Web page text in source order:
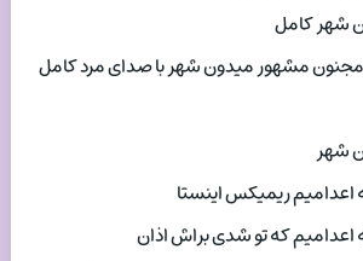
شهر کامل
مشهور میدون شهر با صدای مرد کامل
شهر
اعدامیم ریمیکس اینستا
اعدامیم که تو شدی براش اذان